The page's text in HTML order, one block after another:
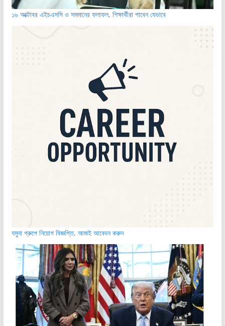
১৬ অক্টোবর এইচএসসি ও সমমানের ফলাফল, শিক্ষার্থীরা পাবেন যেভাবে
যমুনা গ্রুপে নিয়োগ বিজ্ঞপ্তি, আজই আবেদন করুন